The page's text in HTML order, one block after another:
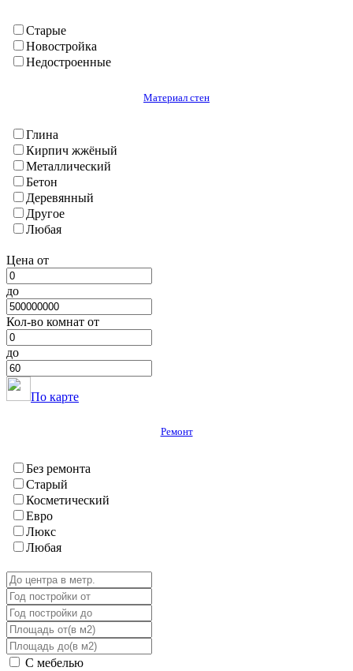
Бохтар (Кургантюбе)
Васе
Вахш
Куляб(г.)
Кумсангир
Кушониён (Бохтар)
Муминабад
Н. Хусрав
Нурек
Сарбанд
Фархар
Хавалинг
Хамадони
Хурасан
Шаартуз
Шураабад
Яван
ГБАО
Вяндж
Дарваз
Рушан
Хорог
Шугнан
Старые
Новостройка
Недостроенные
Материал стен
Глина
Кирпич жжёный
Металлический
Бетон
Деревянный
Другое
Любая
Цена от
до
Кол-во комнат от
до
По карте
Ремонт
Без ремонта
Старый
Косметический
Евро
Люкс
Любая
С мебелью